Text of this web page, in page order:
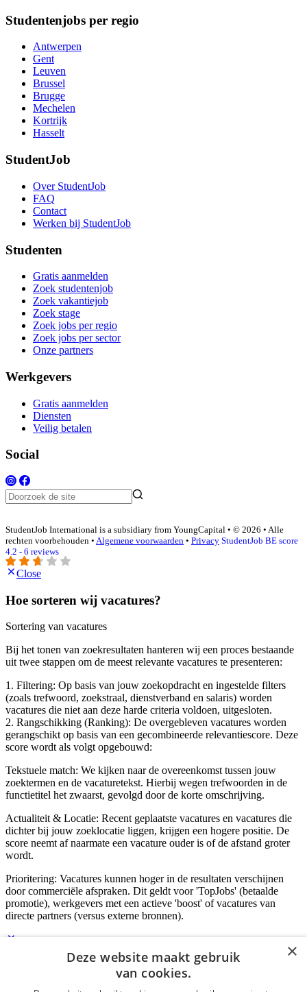
Studentenjobs per regio
Antwerpen
Gent
Leuven
Brussel
Brugge
Mechelen
Kortrijk
Hasselt
StudentJob
Over StudentJob
FAQ
Contact
Werken bij StudentJob
Studenten
Gratis aanmelden
Zoek studentenjob
Zoek vakantiejob
Zoek stage
Zoek jobs per regio
Zoek jobs per sector
Onze partners
Werkgevers
Gratis aanmelden
Diensten
Veilig betalen
Social
StudentJob International is a subsidiary from YoungCapital • © 2026 • Alle
rechten voorbehouden • Algemene voorwaarden • Privacy StudentJob BE score
4.2 - 6 reviews
Close
Hoe sorteren wij vacatures?
Sortering van vacatures
Bij het tonen van zoekresultaten hanteren wij een proces bestaande
uit twee stappen om de meest relevante vacatures te presenteren:
1. Filtering: Op basis van jouw zoekopdracht en ingestelde filters
(zoals trefwoord, zoekstraal, dienstverband en salaris) worden
vacatures die niet aan deze harde criteria voldoen, uitgesloten.
2. Rangschikking (Ranking): De overgebleven vacatures worden
gerangschikt op basis van een gecombineerde relevantiescore. Deze
score wordt als volgt opgebouwd:
Tekstuele match: We kijken naar de overeenkomst tussen jouw
zoektermen en de vacaturetekst. Hierbij wegen trefwoorden in de
functietitel het zwaarst, gevolgd door de korte omschrijving.
Actualiteit & Locatie: Recent geplaatste vacatures en vacatures die
dichter bij jouw zoeklocatie liggen, krijgen een hogere positie. De
score neemt af naarmate een vacature ouder is of de afstand groter
wordt.
Prioritering: Vacatures kunnen hoger in de resultaten verschijnen
door commerciële afspraken. Dit geldt voor 'TopJobs' (betaalde
promotie), werkgevers met een actieve 'boost' of vacatures van
directe partners (versus externe bronnen).
×
Deze website maakt gebruik
van cookies.